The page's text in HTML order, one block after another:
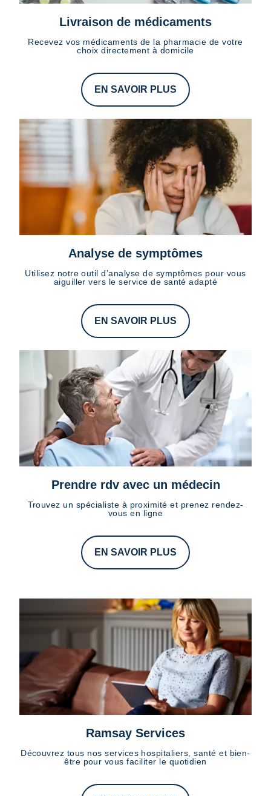
Livraison de médicaments
Recevez vos médicaments de la pharmacie de votre
choix directement à domicile
EN SAVOIR PLUS
Analyse de symptômes
Utilisez notre outil d’analyse de symptômes pour vous
aiguiller vers le service de santé adapté
EN SAVOIR PLUS
Prendre rdv avec un médecin
Trouvez un spécialiste à proximité et prenez rendez-
vous en ligne
EN SAVOIR PLUS
Ramsay Services
Découvrez tous nos services hospitaliers, santé et bien-
être pour vous faciliter le quotidien